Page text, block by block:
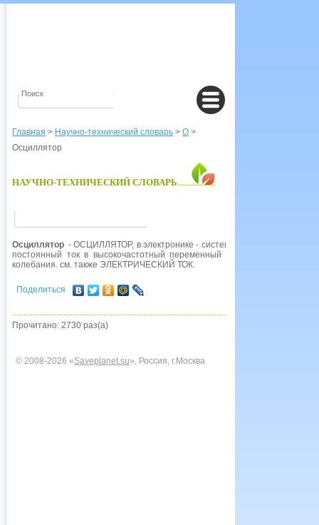
Главная > Научно-технический словарь > О >
Осциллятор
НАУЧНО-ТЕХНИЧЕСКИЙ СЛОВАРЬ
Осциллятор - ОСЦИЛЛЯТОР, в электронике - система, испытывающая
постоянный ток в высокочастотный переменный ток. Гармонический
колебания. см. также ЭЛЕКТРИЧЕСКИЙ ТОК.
Поделиться
Прочитано: 2730 раз(а)
© 2008-2026 «Saveplanet.su», Россия, г.Москва